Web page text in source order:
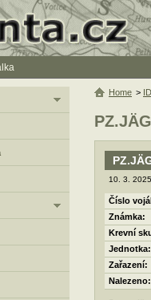
10. 3. 2025
Číslo
Známka:
Krevní
Jednotka:
Zařazení:
Nalezeno:
Home >